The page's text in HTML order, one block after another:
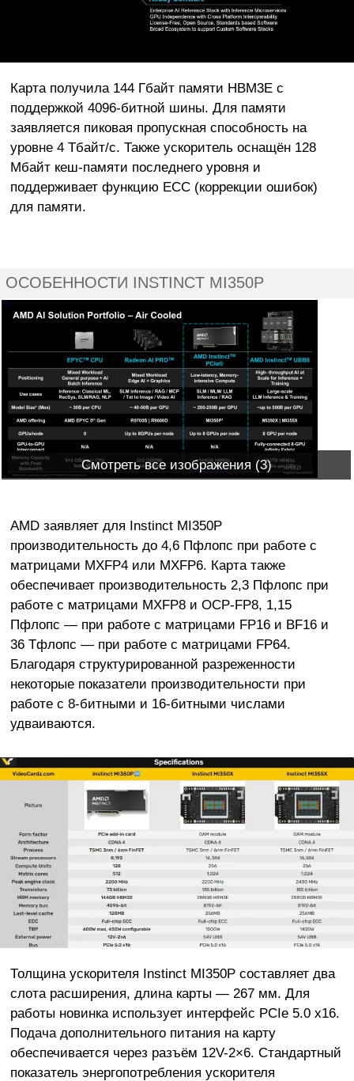
Карта получила 144 Гбайт памяти HBM3E с
поддержкой 4096-битной шины. Для памяти
заявляется пиковая пропускная способность на
уровне 4 Тбайт/с. Также ускоритель оснащён 128
Мбайт кеш-памяти последнего уровня и
поддерживает функцию ECC (коррекции ошибок)
для памяти.
ОСОБЕННОСТИ INSTINCT MI350P
Смотреть все изображения (3)
AMD заявляет для Instinct MI350P
производительность до 4,6 Пфлопс при работе с
матрицами MXFP4 или MXFP6. Карта также
обеспечивает производительность 2,3 Пфлопс при
работе с матрицами MXFP8 и OCP-FP8, 1,15
Пфлопс — при работе с матрицами FP16 и BF16 и
36 Тфлопс — при работе с матрицами FP64.
Благодаря структурированной разреженности
некоторые показатели производительности при
работе с 8-битными и 16-битными числами
удваиваются.
Толщина ускорителя Instinct MI350P составляет два
слота расширения, длина карты — 267 мм. Для
работы новинка использует интерфейс PCIe 5.0 x16.
Подача дополнительного питания на карту
обеспечивается через разъём 12V-2×6. Стандартный
показатель энергопотребления ускорителя